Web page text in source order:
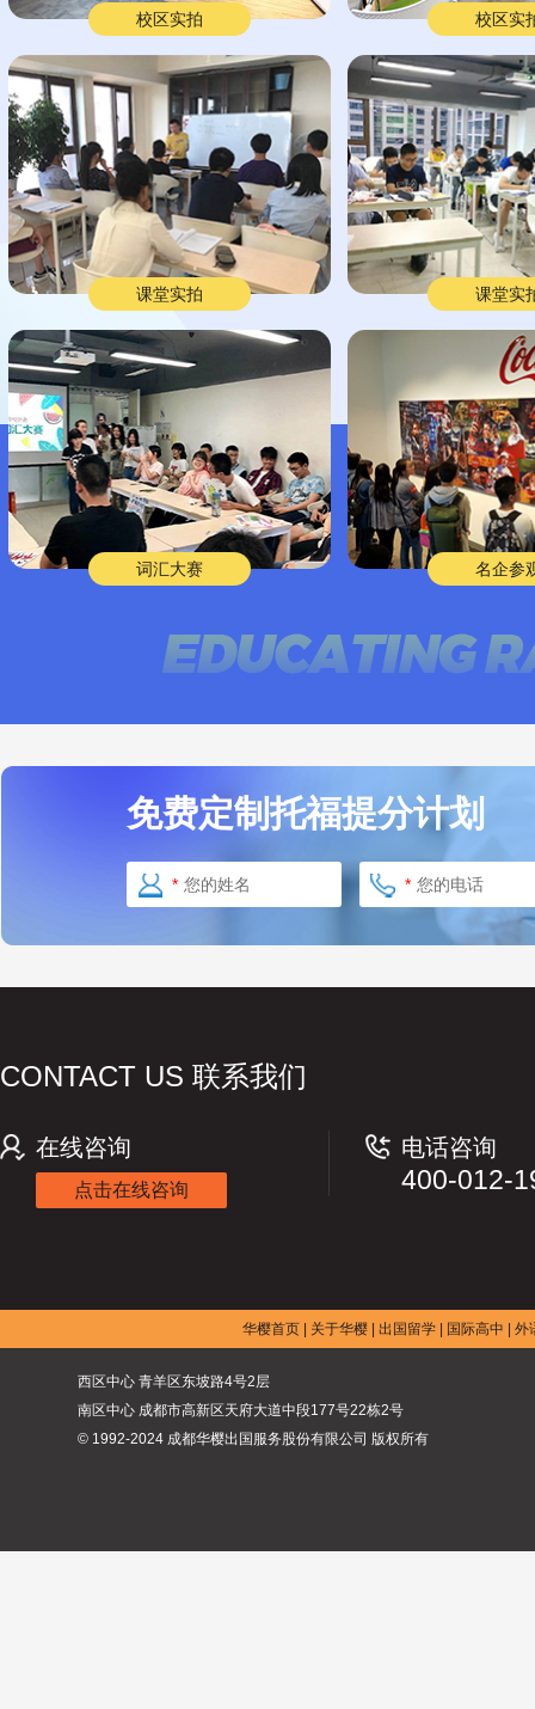
校区实拍 校区实
课堂实拍 课堂实
词汇大赛 名企参
免费定制托福提分计划
* *
CONTACT US 联系我们
在线咨询
点击在线咨询
电话咨询
400-012-
华樱首页 关于华樱 |出国留学 国际高中 |外
西区中心 青羊区东坡路4号2层
南区中心 成都市高新区天府大道中段177号22栋2号
© 1992-2024 成都华樱出国服务股份有限公司 版权所有